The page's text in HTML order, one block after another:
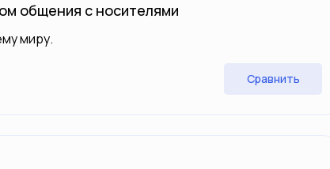
общения с носителями
миру.
Сравнить